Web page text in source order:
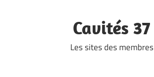
Cavités 37
Les sites des membres